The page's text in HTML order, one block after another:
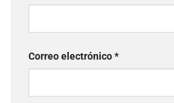
Correo electrónico*